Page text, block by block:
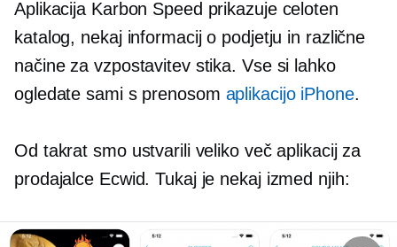
Aplikacija Karbon Speed ​​prikazuje celoten
katalog, nekaj informacij o podjetju in različne
načine za vzpostavitev stika. Vse si lahko
ogledate sami s prenosom aplikacijo iPhone.
Od takrat smo ustvarili veliko več aplikacij za
prodajalce Ecwid. Tukaj je nekaj izmed njih: